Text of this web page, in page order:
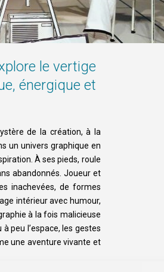
le vertige
énergique et
de la création, à la
un univers graphique en
À ses pieds, roule
abandonnés. Joueur et
inachevées, de formes
intérieur avec humour,
à la fois malicieuse
peu l’espace, les gestes
une aventure vivante et